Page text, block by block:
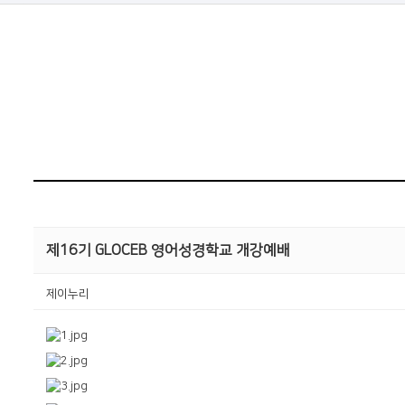
제16기 GLOCEB 영어성경학교 개강예배
제이누리